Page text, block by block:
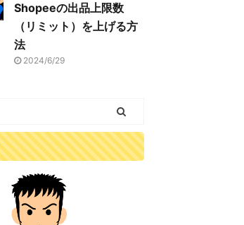
Shopeeの出品上限数
（リミット）を上げる方
法
2024/6/29